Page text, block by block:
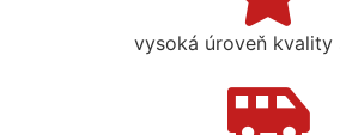
vysoká úroveň kvality